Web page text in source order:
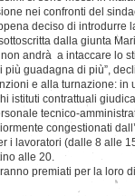
nei confronti del
deciso di introdurre
dalla giunta
andrà a intaccare lo
più guadagna di più”,
e alla turnazione: in
istituti contrattuali
tecnico-
congestionati
i lavoratori (dalle 8 alle
alle 20.
premiati per la